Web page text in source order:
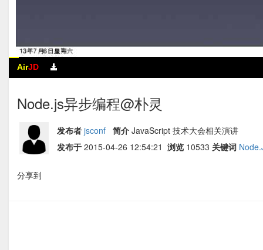
AirJD
Node.js异步编程@朴灵
发布者 jsconf 简介 JavaScript 技术大会相关演讲
发布于 2015-04-26 12:54:21 浏览 10533 关键词
分享到